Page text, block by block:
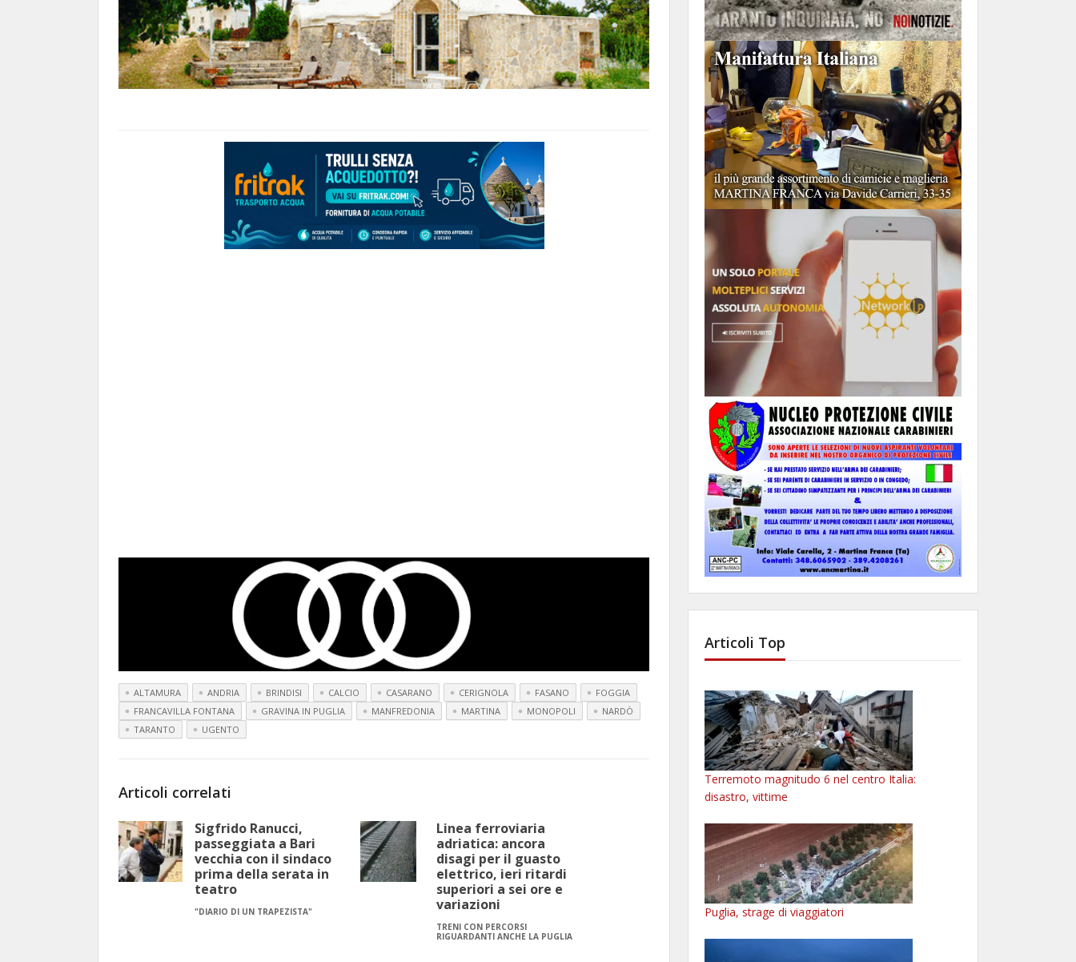
ALTAMURA ANDRIA BRINDISI CALCIO CASARANO CERIGNOLA FASANO
FOGGIA
FRANCAVILLA FONTANA
GRAVINA IN PUGLIA MANFREDONIA MARTINA MONOPOLI
NARDÒ
TARANTO
UGENTO
Articoli correlati
Sigfrido Ranucci,
passeggiata a Bari
vecchia con il sindaco
prima della serata in
teatro
"DIARIO DI UN TRAPEZISTA"
Linea ferroviaria
adriatica: ancora
disagi per il guasto
elettrico, ieri ritardi
superiori a sei ore e
variazioni
TRENI CON PERCORSI
RIGUARDANTI ANCHE LA PUGLIA
Articoli Top
Terremoto magnitudo 6 nel centro Italia:
disastro, vittime
Puglia, strage di viaggiatori